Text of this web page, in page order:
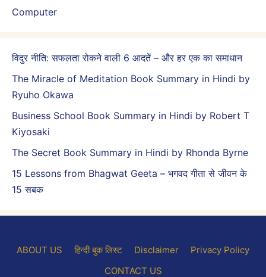
Computer
विदुर नीति: सफलता रोकने वाली 6 आदतें – और हर एक का समाधान
The Miracle of Meditation Book Summary in Hindi by
Ryuho Okawa
Business School Book Summary in Hindi by Robert T
Kiyosaki
The Secret Book Summary in Hindi by Rhonda Byrne
15 Lessons from Bhagwat Geeta – भगवद गीता से जीवन के
15 सबक
ABOUT US हिन्दी बुक लिस्ट Disclaimer
Privacy Policy
CONTACT US